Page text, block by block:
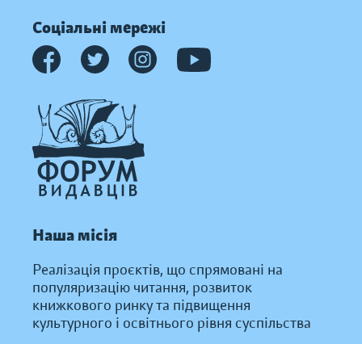
Соціальні мережі
Наша місія
Реалізація проєктів, що спрямовані на
популяризацію читання, розвиток
книжкового ринку та підвищення
культурного і освітнього рівня суспільства